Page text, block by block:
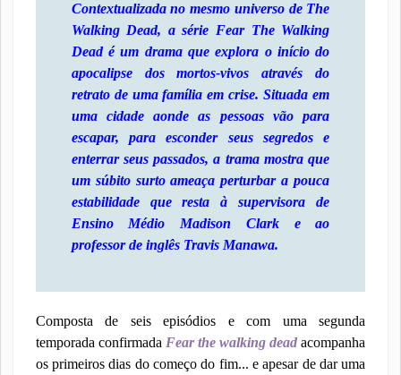
Contextualizada no mesmo universo de The
Walking Dead, a série Fear The Walking
Dead é um drama que explora o início do
apocalipse dos mortos-vivos através do
retrato de uma família em crise. Situada em
uma cidade aonde as pessoas vão para
escapar, para esconder seus segredos e
enterrar seus passados, a trama mostra que
um súbito surto ameaça perturbar a pouca
estabilidade que resta à supervisora de
Ensino Médio Madison Clark e ao
professor de inglês Travis Manawa.
Composta de seis episódios e com uma segunda
temporada confirmada Fear the walking dead acompanha
os primeiros dias do começo do fim... e apesar de dar uma